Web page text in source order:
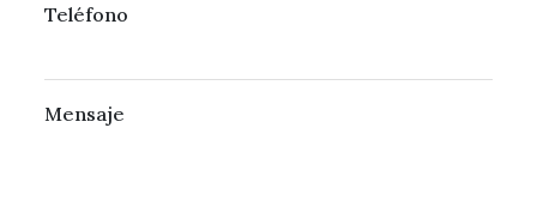
Teléfono
Mensaje